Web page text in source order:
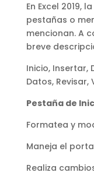
En Excel 2019,
pestañas o
mencionan. A
breve
Inicio, Insertar,
Datos,
Pestaña de
Formatea y
Maneja el
Realiza